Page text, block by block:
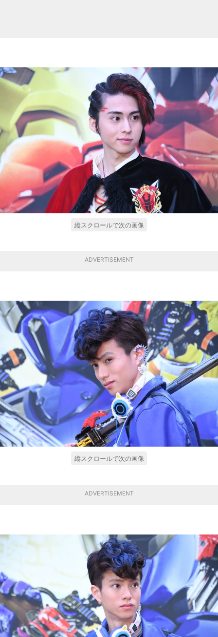
縦スクロールで次の画像
ADVERTISEMENT
縦スクロールで次の画像
ADVERTISEMENT